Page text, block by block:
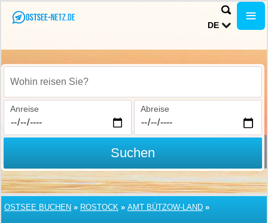
DE
Wohin reisen Sie?
Anreise Abreise
Suchen
OSTSEE BUCHEN » ROSTOCK » AMT BÜTZOW-LAND »